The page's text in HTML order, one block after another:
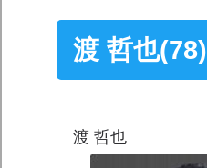
渡 哲也(78)
渡 哲也